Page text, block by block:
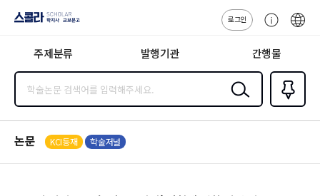
지사·교보문고
로그인
센
주제분류 발행기관 간행물
검색
즐겨찾
기0
논문 KCI등재 학술저널